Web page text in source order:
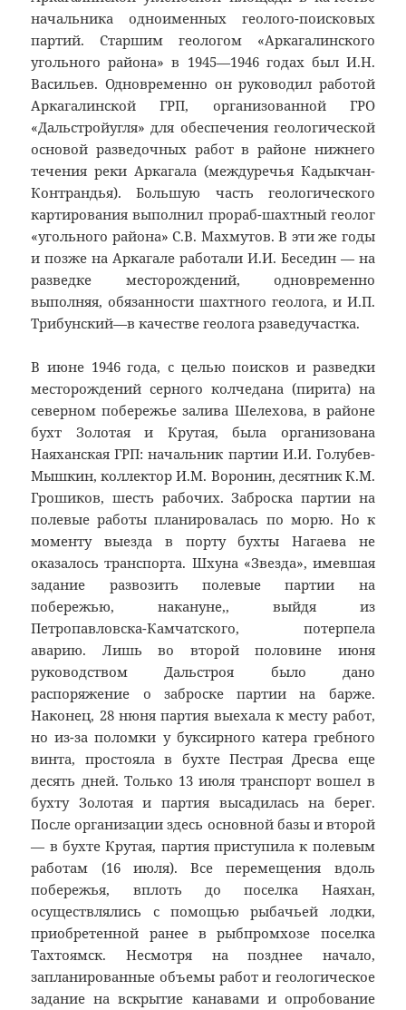
начальника одноименных геолого-поисковых
партий. Старшим геологом «Аркагалинского
угольного района» в 1945—1946 годах был И.Н.
Васильев. Одновременно он руководил работой
Аркагалинской ГРП, организованной ГРО
«Дальстройугля» для обеспечения геологической
основой разведочных работ в районе нижнего
течения реки Аркагала (междуречья Кадыкчан-
Контрандья). Большую часть геологического
картирования выполнил прораб-шахтный геолог
«угольного района» С.В. Махмутов. В эти же годы
и позже на Аркагале работали И.И. Беседин — на
разведке месторождений, одновременно
выполняя, обязанности шахтного геолога, и И.П.
Трибунский—в качестве геолога рзаведучастка.
В июне 1946 года, с целью поисков и разведки
месторождений серного колчедана (пирита) на
северном побережье залива Шелехова, в районе
бухт Золотая и Крутая, была организована
Наяханская ГРП: начальник партии И.И. Голубев-
Мышкин, коллектор И.М. Воронин, десятник К.М.
Грошиков, шесть рабочих. Заброска партии на
полевые работы планировалась по морю. Но к
моменту выезда в порту бухты Нагаева не
оказалось транспорта. Шхуна «Звезда», имевшая
задание развозить полевые партии на
побережью, накануне,, выйдя из
Петропавловска-Камчатского, потерпела
аварию. Лишь во второй половине июня
руководством Дальстроя было дано
распоряжение о заброске партии на барже.
Наконец, 28 нюня партия выехала к месту работ,
но из-за поломки у буксирного катера гребного
винта, простояла в бухте Пестрая Дресва еще
десять дней. Только 13 июля транспорт вошел в
бухту Золотая и партия высадилась на берег.
После организации здесь основной базы и второй
— в бухте Крутая, партия приступила к полевым
работам (16 июля). Все перемещения вдоль
побережья, вплоть до поселка Наяхан,
осуществлялись с помощью рыбачьей лодки,
приобретенной ранее в рыбпромхозе поселка
Тахтоямск. Несмотря на позднее начало,
запланированные объемы работ и геологическое
задание на вскрытие канавами и опробование